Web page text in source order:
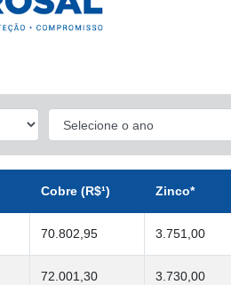
Cobre (R$¹) Zinco*
70.802,95 3.751,00
72.001,30 3.730,00